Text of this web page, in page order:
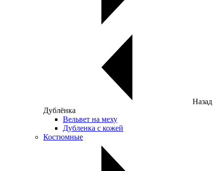
Назад
Дублёнка
Вельвет на меху
Дубленка с кожей
Костюмные